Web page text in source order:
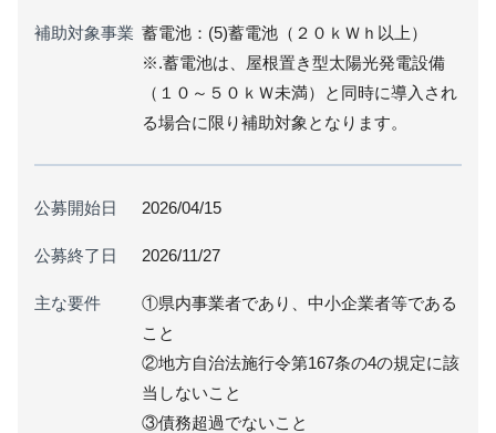
補助対象事業 蓄電池：(5)蓄電池（２０ｋＷｈ以上）
※.蓄電池は、屋根置き型太陽光発電設備
（１０～５０ｋＷ未満）と同時に導入され
る場合に限り補助対象となります。
公募開始日 2026/04/15
公募終了日 2026/11/27
主な要件
①県内事業者であり、中小企業者等である
こと
②地方自治法施行令第167条の4の規定に該
当しないこと
③債務超過でないこと